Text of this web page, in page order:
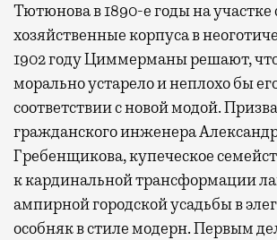
Тютюнова в 1890-е годы на
хозяйственные корпуса в
1902 году Циммерманы решают,
морально устарело и неплохо бы
соответствии с новой модой.
гражданского инженера
Гребенщикова, купеческое
к кардинальной трансформации
ампирной городской усадьбы в
особняк в стиле модерн. Первым